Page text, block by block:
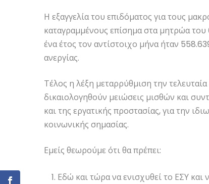
Η εξαγγελία του επιδόματος για τους
καταγραμμένους επίσημα στα μητρώα
ένα έτος τον αντίστοιχο μήνα ήταν
ανεργίας.
Τέλος η λέξη μεταρρύθμιση την
δικαιολογηθούν μειώσεις μισθών και
και της εργατικής προστασίας, για την
κοινωνικής σημασίας.
Εμείς θεωρούμε ότι θα πρέπει:
Εδώ και τώρα να ενισχυθεί το ΕΣΥ και